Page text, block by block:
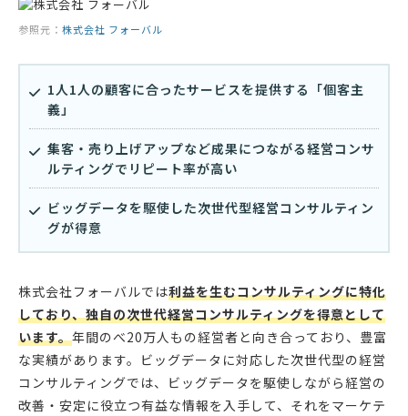
参照元： 株式会社 フォーバル
1人1人の顧客に合ったサービスを提供する「個客主
義」
集客・売り上げアップなど成果につながる経営コンサ
ルティングでリピート率が高い
ビッグデータを駆使した次世代型経営コンサルティン
グが得意
株式会社フォーバルでは利益を生むコンサルティングに特化
しており、独自の次世代経営コンサルティングを得意として
います。年間のべ20万人もの経営者と向き合っており、豊富
な実績があります。ビッグデータに対応した次世代型の経営
コンサルティングでは、ビッグデータを駆使しながら経営の
改善・安定に役立つ有益な情報を入手して、それをマーケテ